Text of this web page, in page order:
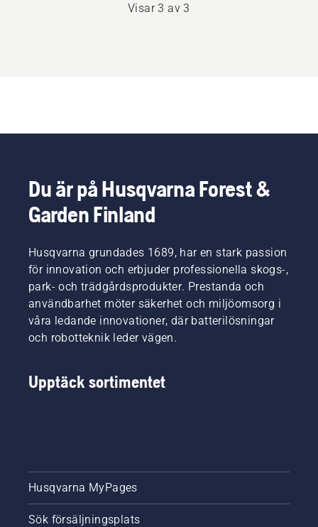
Visar 3 av 3
Du är på Husqvarna Forest &
Garden Finland
Husqvarna grundades 1689, har en stark passion
för innovation och erbjuder professionella skogs-,
park- och trädgårdsprodukter. Prestanda och
användbarhet möter säkerhet och miljöomsorg i
våra ledande innovationer, där batterilösningar
och robotteknik leder vägen.
Upptäck sortimentet
Husqvarna MyPages
Sök försäljningsplats